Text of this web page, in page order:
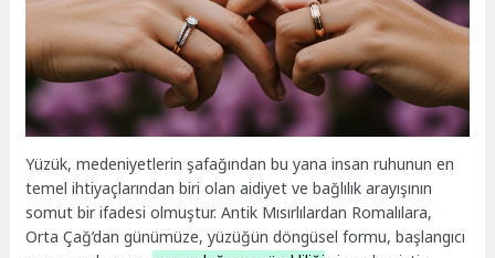
Yüzük, medeniyetlerin şafağından bu yana insan ruhunun en
temel ihtiyaçlarından biri olan aidiyet ve bağlılık arayışının
somut bir ifadesi olmuştur. Antik Mısırlılardan Romalılara,
Orta Çağ’dan günümüze, yüzüğün döngüsel formu, başlangıcı